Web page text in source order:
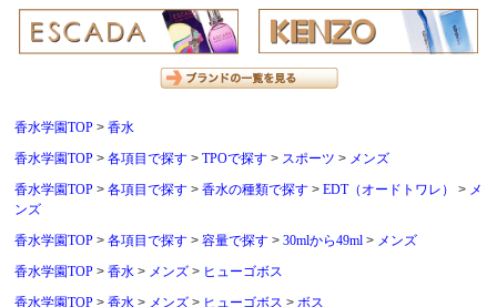
香水学園TOP
香水
香水学園TOP
各項目で探す TPOで探す スポーツ
メンズ
香水学園TOP
各項目で探す 香水の種類で探す EDT（オードトワレ）
メ
ンズ
香水学園TOP
各項目で探す 容量で探す 30mlから49ml
メンズ
香水学園TOP
香水 メンズ
ヒューゴボス
香水学園TOP
香水 メンズ ヒューゴボス ボス